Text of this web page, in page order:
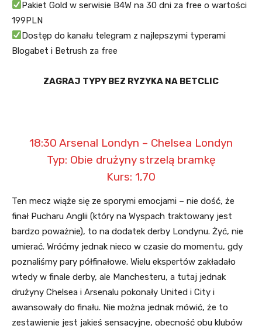
Pakiet Gold w serwisie B4W na 30 dni za free o wartości
199PLN
Dostęp do kanału telegram z najlepszymi typerami
Blogabet i Betrush za free
ZAGRAJ TYPY BEZ RYZYKA NA BETCLIC
18:30 Arsenal Londyn – Chelsea Londyn
Typ: Obie drużyny strzelą bramkę
Kurs: 1,70
Ten mecz wiąże się ze sporymi emocjami – nie dość, że
finał Pucharu Anglii (który na Wyspach traktowany jest
bardzo poważnie), to na dodatek derby Londynu. Żyć, nie
umierać. Wróćmy jednak nieco w czasie do momentu, gdy
poznaliśmy pary półfinałowe. Wielu ekspertów zakładało
wtedy w finale derby, ale Manchesteru, a tutaj jednak
drużyny Chelsea i Arsenalu pokonały United i City i
awansowały do finału. Nie można jednak mówić, że to
zestawienie jest jakieś sensacyjne, obecność obu klubów